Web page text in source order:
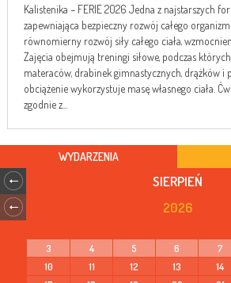
Kalistenika – FERIE 2026 Jedna z najstarszych
zapewniająca bezpieczny rozwój całego
równomierny rozwój siły całego ciała,
Zajęcia obejmują treningi siłowe, podczas
materaców, drabinek gimnastycznych, drążków i
obciążenie wykorzystuje masę własnego ciała.
zgodnie z...
WYDARZENIA
SIERPIEŃ
2026
3
4 5 6 7
10
11 12 13 14